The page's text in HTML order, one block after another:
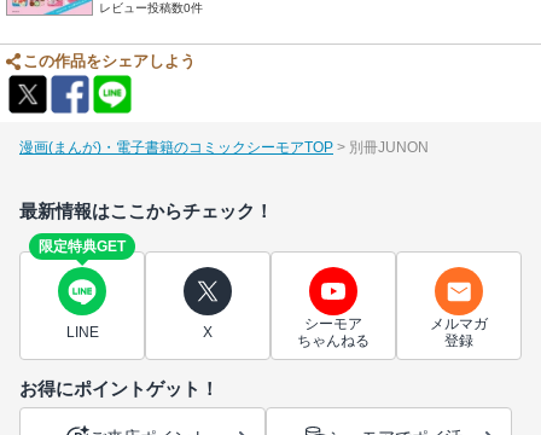
レビュー投稿数0件
この作品をシェアしよう
漫画(まんが)・電子書籍のコミックシーモアTOP 別冊JUNON
最新情報はここからチェック！
限定特典GET
LINE X
シーモア
ちゃんねる
メルマガ
登録
お得にポイントゲット！